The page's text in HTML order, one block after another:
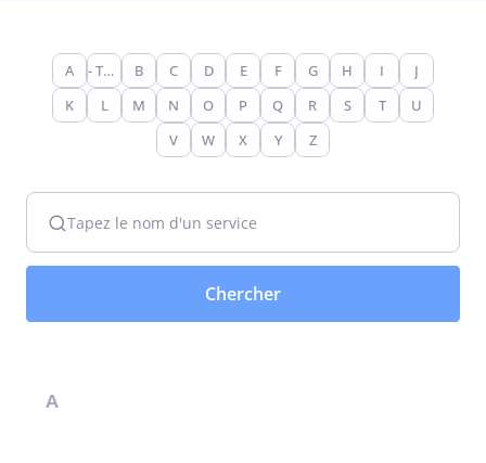
Tapez le nom d'un service
A - Tout - B C D E F G H I
J
K
L M N O P Q R S T
U
V
W X Y Z
A